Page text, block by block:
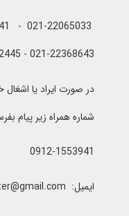
021-22368643 - 0912-5852445
شماره همراه زیر پیام
0912-1553941
ایمیل: clubrenter@gmail.com